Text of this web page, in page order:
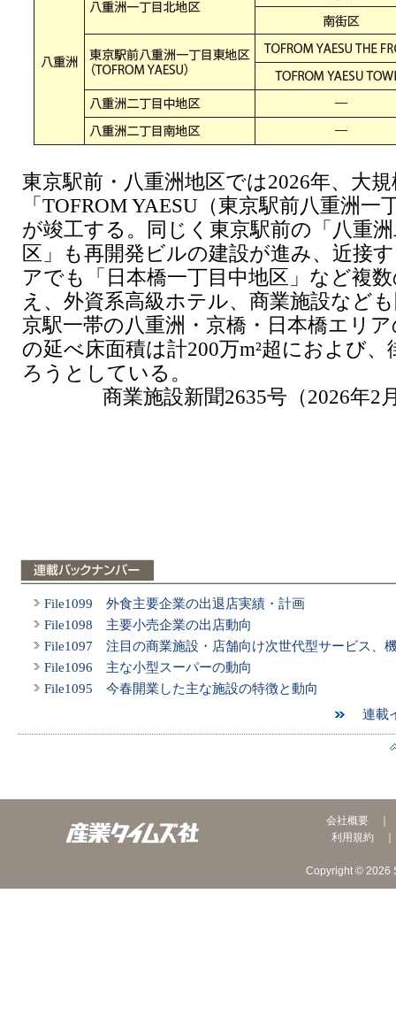
東京駅前・八重洲地区では2026年、大
「TOFROM YAESU（東京駅前八重洲一
が竣工する。同じく東京駅前の「八重
区」も再開発ビルの建設が進み、近接
アでも「日本橋一丁目中地区」など複
え、外資系高級ホテル、商業施設など
京駅一帯の八重洲・京橋・日本橋エリ
の延べ床面積は計200万m²超におよび
ろうとしている。
商業施設新聞2635号（2026年2
File1099 外食主要企業の出退店実績・計画
File1098 主要小売企業の出店動向
File1097 注目の商業施設・店舗向け次世代型サービス、
File1096 主な小型スーパーの動向
File1095 今春開業した主な施設の特徴と動向
連載
会社概要
利用規約
Copyright © 2026